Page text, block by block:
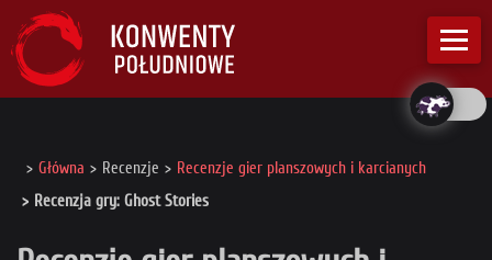
Główna Recenzje
Recenzje gier planszowych i karcianych
Recenzja gry: Ghost Stories